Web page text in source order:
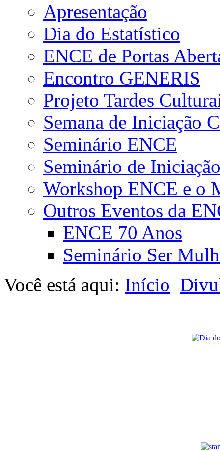
Apresentação
Dia do Estatístico
ENCE de Portas
Encontro GENERIS
Projeto Tardes
Semana de Iniciação
Seminário ENCE
Seminário de
Workshop ENCE e o
Outros Eventos da
ENCE 70 Anos
Seminário Ser
Você está aqui: Início